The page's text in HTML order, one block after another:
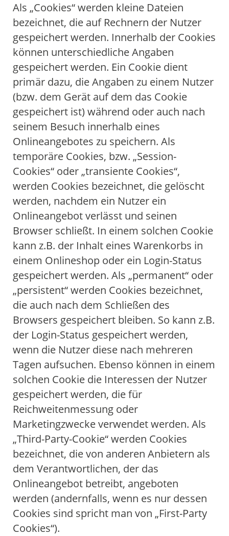
Als „Cookies“ werden kleine Dateien
bezeichnet, die auf Rechnern der Nutzer
gespeichert werden. Innerhalb der Cookies
können unterschiedliche Angaben
gespeichert werden. Ein Cookie dient
primär dazu, die Angaben zu einem Nutzer
(bzw. dem Gerät auf dem das Cookie
gespeichert ist) während oder auch nach
seinem Besuch innerhalb eines
Onlineangebotes zu speichern. Als
temporäre Cookies, bzw. „Session-
Cookies“ oder „transiente Cookies“,
werden Cookies bezeichnet, die gelöscht
werden, nachdem ein Nutzer ein
Onlineangebot verlässt und seinen
Browser schließt. In einem solchen Cookie
kann z.B. der Inhalt eines Warenkorbs in
einem Onlineshop oder ein Login-Status
gespeichert werden. Als „permanent“ oder
„persistent“ werden Cookies bezeichnet,
die auch nach dem Schließen des
Browsers gespeichert bleiben. So kann z.B.
der Login-Status gespeichert werden,
wenn die Nutzer diese nach mehreren
Tagen aufsuchen. Ebenso können in einem
solchen Cookie die Interessen der Nutzer
gespeichert werden, die für
Reichweitenmessung oder
Marketingzwecke verwendet werden. Als
„Third-Party-Cookie“ werden Cookies
bezeichnet, die von anderen Anbietern als
dem Verantwortlichen, der das
Onlineangebot betreibt, angeboten
werden (andernfalls, wenn es nur dessen
Cookies sind spricht man von „First-Party
Cookies“).